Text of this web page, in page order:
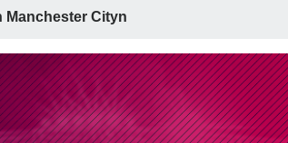
Manchester Cityn